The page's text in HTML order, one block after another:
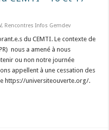
, Rencontres Infos Gemdev
du CEMTI. Le contexte de
nous a amené à nous
ou non notre journée
appellent à une cessation des
https://universiteouverte.org/.